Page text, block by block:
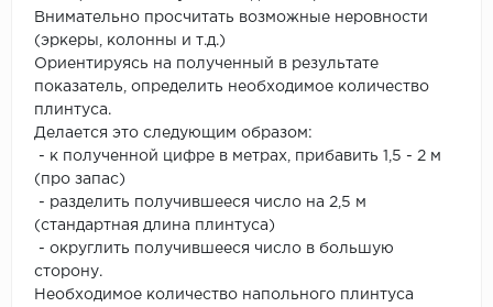
Внимательно просчитать возможные неровности
(эркеры, колонны и т.д.)
Ориентируясь на полученный в результате
показатель, определить необходимое количество
плинтуса.
Делается это следующим образом:
- к полученной цифре в метрах, прибавить 1,5 - 2 м
(про запас)
- разделить получившееся число на 2,5 м
(стандартная длина плинтуса)
- округлить получившееся число в большую
сторону.
Необходимое количество напольного плинтуса